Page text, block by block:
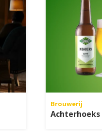
Brouwerij
Achterhoeks